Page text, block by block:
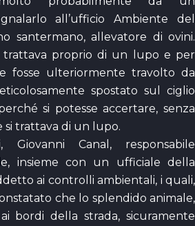
all’ufficio Ambiente del
santermano, allevatore di ovini.
trattava proprio di un lupo e per
fosse ulteriormente travolto da
spostato sul ciglio
si potesse accertare, senza
si trattava di un lupo.
Canal, responsabile
insieme con un ufficiale della
ai controlli ambientali, i quali,
che lo splendido animale,
bordi della strada, sicuramente